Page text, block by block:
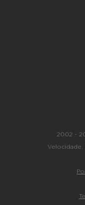
2002 -